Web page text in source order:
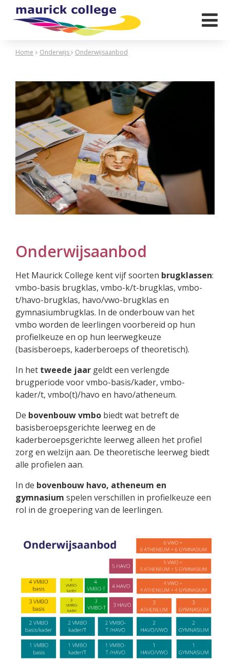

Home Onderwijs Onderwijsaanbod
Onderwijsaanbod
Het Maurick College kent vijf soorten brugklassen:
vmbo-basis brugklas, vmbo-k/t-brugklas, vmbo-
t/havo-brugklas, havo/vwo-brugklas en
gymnasiumbrugklas. In de onderbouw van het
vmbo worden de leerlingen voorbereid op hun
profielkeuze en op hun leerwegkeuze
(basisberoeps, kaderberoeps of theoretisch).
In het tweede jaar geldt een verlengde
brugperiode voor vmbo-basis/kader, vmbo-
kader/t, vmbo(t)/havo en havo/atheneum.
De bovenbouw vmbo biedt wat betreft de
basisberoepsgerichte leerweg en de
kaderberoepsgerichte leerweg alleen het profiel
zorg en welzijn aan. De theoretische leerweg biedt
alle profielen aan.
In de bovenbouw havo, atheneum en
gymnasium spelen verschillen in profielkeuze een
rol in de groepering van de leerlingen.